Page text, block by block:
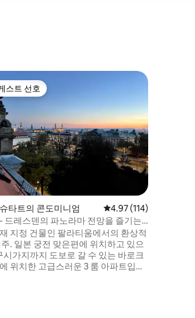
), 후기 110개
게스트 선호
스트 선호
타트의 콘도미니엄 평점 4.97점(5점 만점),
4.97 (114)
드레스덴의 파노라마 전망을 즐기는
지정 건물인 팔라티움에서의 환상적
. 일본 궁전 맞은편에 위치하고 있으
시가지까지 도보로 갈 수 있는 바로크
위치한 고급스러운 3 룸 아파트입니